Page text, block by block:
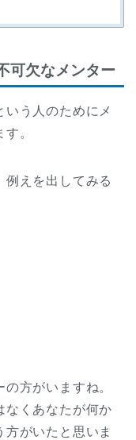
可欠なメンター
いう人のためにメ
。
例えを出してみる
方がいますね。
なくあなたが何か
がいたと思いま